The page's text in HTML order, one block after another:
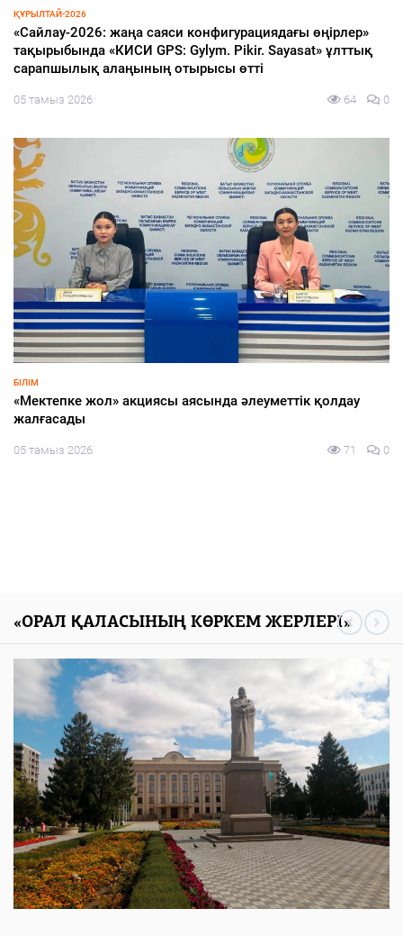
ҚҰРЫЛТАЙ-2026
«Сайлау-2026: жаңа саяси конфигурациядағы өңірлер»
тақырыбында «КИСИ GPS: Gylym. Pikir. Sayasat» ұлттық
сарапшылық алаңының отырысы өтті
05 тамыз 2026 64 0
БІЛІМ
«Мектепке жол» акциясы аясында әлеуметтік қолдау
жалғасады
05 тамыз 2026 71 0
«ОРАЛ ҚАЛАСЫНЫҢ КӨРКЕМ ЖЕРЛЕРІ»